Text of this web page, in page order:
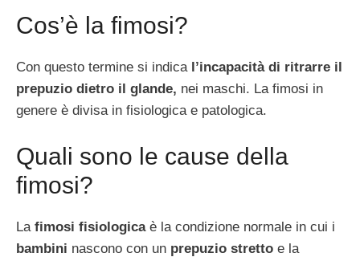
Cos’è la fimosi?
Con questo termine si indical’incapacità di ritrarre il
prepuzio dietro il glande, nei maschi. La fimosi in
genere è divisa in fisiologica e patologica.
Quali sono le cause della
fimosi?
La fimosi fisiologicaè la condizione normale in cui i
bambini nascono con un prepuzio stretto e la